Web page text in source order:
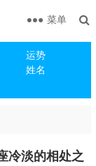
运势
姓名
菜单
冷淡的相处之